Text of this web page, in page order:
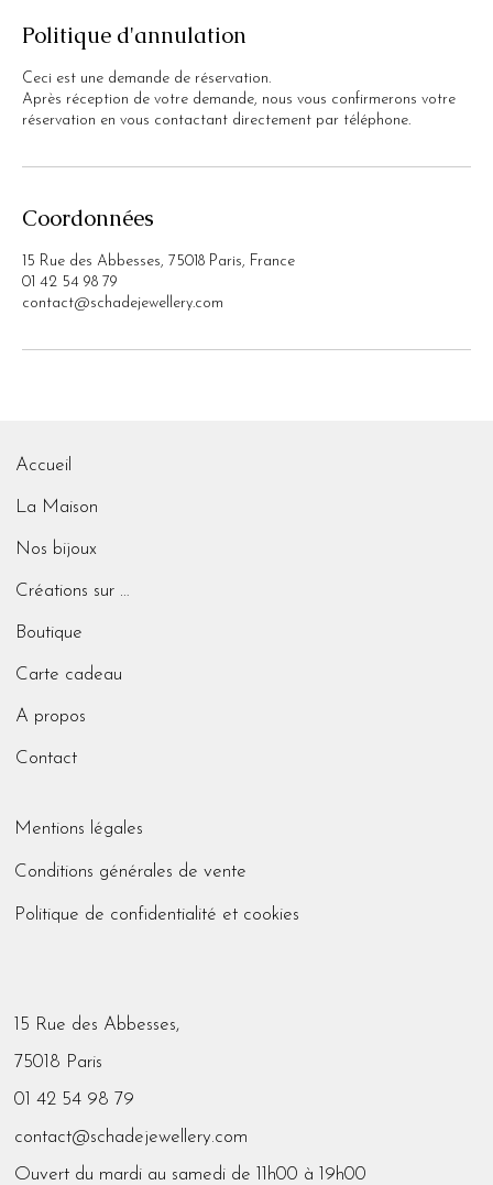
Politique d'annulation
Ceci est une demande de réservation.
Après réception de votre demande, nous vous confirmerons votre
réservation en vous contactant directement par téléphone.
Coordonnées
15 Rue des Abbesses, 75018 Paris, France
01 42 54 98 79
contact@schadejewellery.com
Accueil
La Maison
Nos bijoux
Créations sur mesure
Boutique
Carte cadeau
A propos
Contact
Mentions légales
Conditions générales de vente
Politique de confidentialité et cookies
15 Rue des Abbesses,
75018 Paris
01 42 54 98 79
contact@schadejewellery.com
Ouvert du mardi au samedi de 11h00 à 19h00